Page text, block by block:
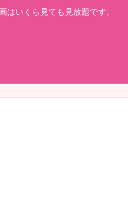
いくら見ても見放題です。